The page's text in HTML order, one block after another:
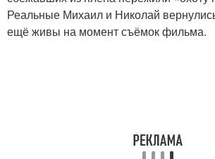
Реальные Михаил и Николай
ещё живы на момент съёмок фильма.